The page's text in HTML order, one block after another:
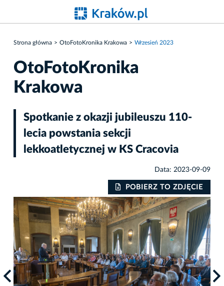
Strona główna OtoFotoKronika Krakowa Wrzesień 2023
OtoFotoKronika
Krakowa
Spotkanie z okazji jubileuszu 110-
lecia powstania sekcji
lekkoatletycznej w KS Cracovia
Data: 2023-09-09
POBIERZ TO ZDJĘCIE